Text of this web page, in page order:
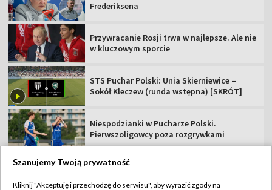
Frederiksena
Przywracanie Rosji trwa w najlepsze. Ale nie
w kluczowym sporcie
STS Puchar Polski: Unia Skierniewice –
Sokół Kleczew (runda wstępna) [SKRÓT]
Niespodzianki w Pucharze Polski.
Pierwszoligowcy poza rozgrywkami
Szanujemy Twoją prywatność
Kliknij "Akceptuję i przechodzę do serwisu", aby wyrazić zgody na